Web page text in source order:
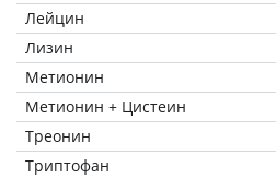
Лейцин
Лизин
Метионин
Метионин + Цистеин
Треонин
Триптофан